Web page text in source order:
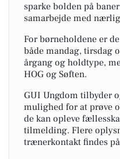
sparke bolden på
samarbejde med
For børneholdene er
både mandag, tirsdag
årgang og holdtype,
HOG og Søften.
GUI Ungdom tilbyder
mulighed for at prøve
de kan opleve
tilmelding. Flere
trænerkontakt findes